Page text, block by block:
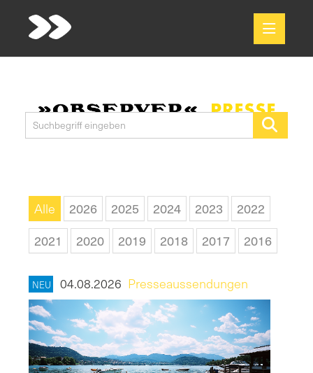
Media
Alle
2026 2025 2024 2023
2022
2021
2020 2019 2018 2017 2016
NEU 04.08.2026 Presseaussendungen